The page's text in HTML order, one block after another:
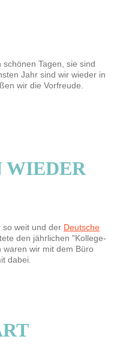
Tagen, sie sind
Jahr sind wir wieder in
wir die Vorfreude.
WIEDER
so weit und der Deutsche
den jährlichen "Kollege-
waren wir mit dem Büro
dabei.